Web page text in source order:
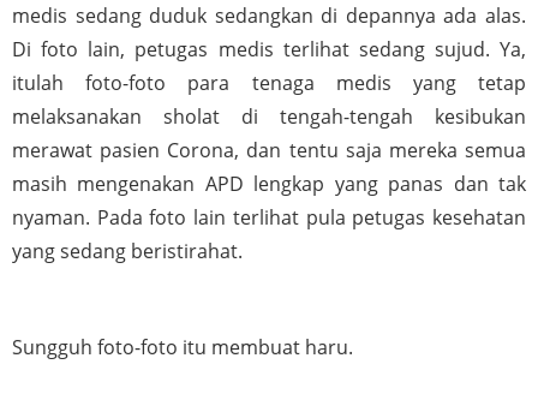
medis sedang duduk sedangkan di depannya ada alas.
Di foto lain, petugas medis terlihat sedang sujud. Ya,
itulah foto-foto para tenaga medis yang tetap
melaksanakan sholat di tengah-tengah kesibukan
merawat pasien Corona, dan tentu saja mereka semua
masih mengenakan APD lengkap yang panas dan tak
nyaman. Pada foto lain terlihat pula petugas kesehatan
yang sedang beristirahat.
Sungguh foto-foto itu membuat haru.